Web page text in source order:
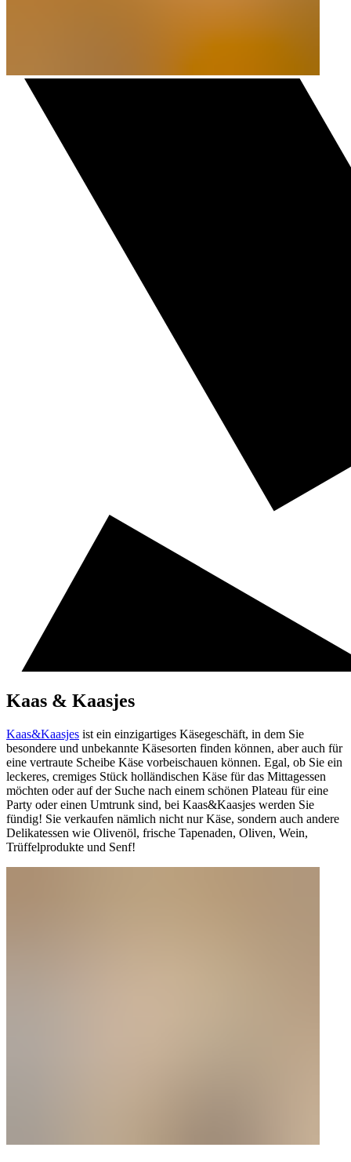
Kaas & Kaasjes
Kaas&Kaasjes ist ein einzigartiges Käsegeschäft, in dem Sie
besondere und unbekannte Käsesorten finden können, aber auch für
eine vertraute Scheibe Käse vorbeischauen können. Egal, ob Sie ein
leckeres, cremiges Stück holländischen Käse für das Mittagessen
möchten oder auf der Suche nach einem schönen Plateau für eine
Party oder einen Umtrunk sind, bei Kaas&Kaasjes werden Sie
fündig! Sie verkaufen nämlich nicht nur Käse, sondern auch andere
Delikatessen wie Olivenöl, frische Tapenaden, Oliven, Wein,
Trüffelprodukte und Senf!